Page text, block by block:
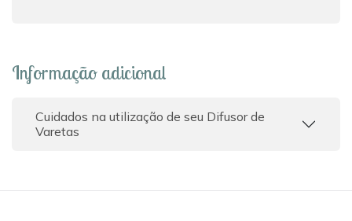
Informação adicional
Cuidados na utilização de seu Difusor de
Varetas